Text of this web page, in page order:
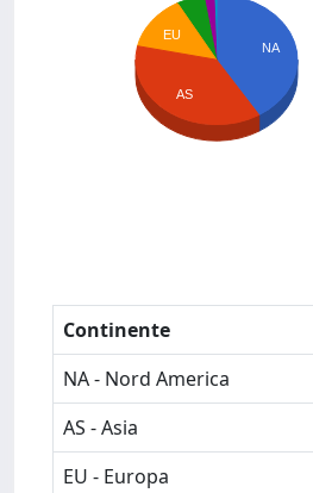
NA
EU
AS
Continente
NA - Nord America
AS - Asia
EU - Europa